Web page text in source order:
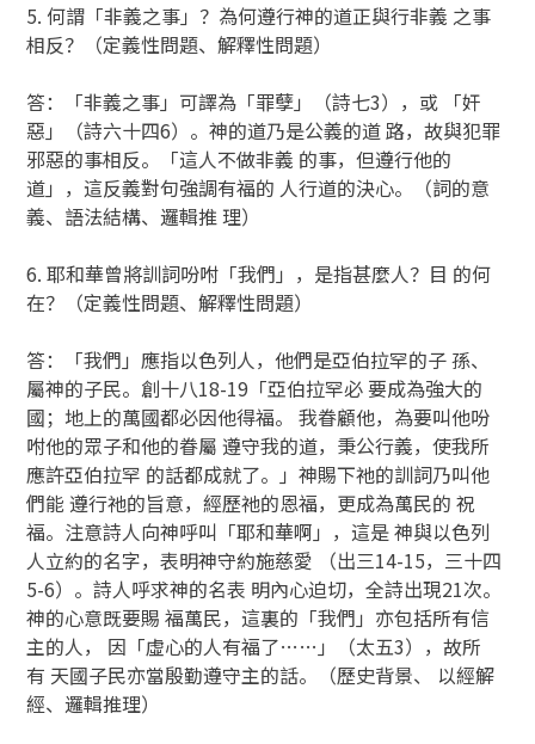
5. 何謂「非義之事」？為何遵行神的道正與行非義 之事
相反？（定義性問題、解釋性問題）
答：「非義之事」可譯為「罪孽」（詩七3），或 「奸
惡」（詩六十四6）。神的道乃是公義的道 路，故與犯罪
邪惡的事相反。「這人不做非義 的事，但遵行他的
道」，這反義對句強調有福的 人行道的決心。（詞的意
義、語法結構、邏輯推 理）
6. 耶和華曾將訓詞吩咐「我們」，是指甚麼人？目 的何
在？（定義性問題、解釋性問題）
答：「我們」應指以色列人，他們是亞伯拉罕的子 孫、
屬神的子民。創十八18-19「亞伯拉罕必 要成為強大的
國；地上的萬國都必因他得福。 我眷顧他，為要叫他吩
咐他的眾子和他的眷屬 遵守我的道，秉公行義，使我所
應許亞伯拉罕 的話都成就了。」神賜下祂的訓詞乃叫他
們能 遵行祂的旨意，經歷祂的恩福，更成為萬民的 祝
福。注意詩人向神呼叫「耶和華啊」，這是 神與以色列
人立約的名字，表明神守約施慈愛 （出三14-15，三十四
5-6）。詩人呼求神的名表 明內心迫切，全詩出現21次。
神的心意既要賜 福萬民，這裏的「我們」亦包括所有信
主的人， 因「虛心的人有福了……」（太五3），故所
有 天國子民亦當殷勤遵守主的話。（歷史背景、 以經解
經、邏輯推理）